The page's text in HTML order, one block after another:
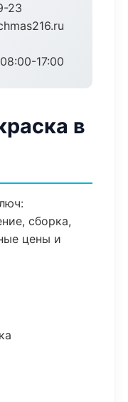
23
17:00
в
сборка,
цены и